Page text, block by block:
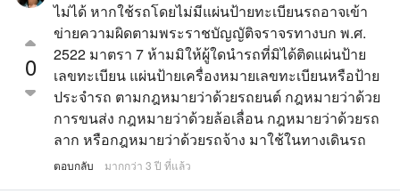
0
ไม่ได้ หากใช้รถโดยไม่มีแผ่นป้ายทะเบียนรถอาจเข้า
ข่ายความผิดตามพระราชบัญญัติจราจรทางบก พ.ศ.
2522 มาตรา 7 ห้ามมิให้ผู้ใดนำรถที่มิได้ติดแผ่นป้าย
เลขทะเบียน แผ่นป้ายเครื่องหมายเลขทะเบียนหรือป้าย
ประจำรถ ตามกฎหมายว่าด้วยรถยนต์ กฎหมายว่าด้วย
การขนส่ง กฎหมายว่าด้วยล้อเลื่อน กฎหมายว่าด้วยรถ
ลาก หรือกฎหมายว่าด้วยรถจ้าง มาใช้ในทางเดินรถ
ตอบกลับ มากกว่า 3 ปี ที่แล้ว